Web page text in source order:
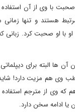
با وی از آن استفاده
مرتبط هستند و تنها
با او صحبت کرد. زبانی
آن ها البته برای
وی هم مزیت دارد!
که وی از مترجم
یا ادامه سخن دارد.